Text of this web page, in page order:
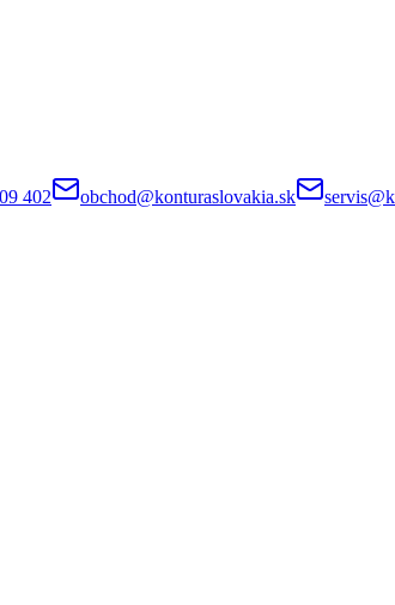
402 obchod@konturaslovakia.sk